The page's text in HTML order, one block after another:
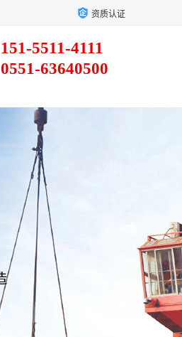
资质认证
151-5511-4111
0551-63640500